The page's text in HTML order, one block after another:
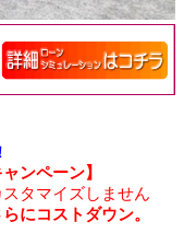
ンペーン】
タマイズしません
らにコストダウン。